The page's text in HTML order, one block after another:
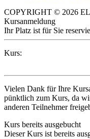
COPYRIGHT © 2026
Kursanmeldung
Ihr Platz ist für Sie
Kurs:
Vielen Dank für Ihre
pünktlich zum Kurs, da
anderen Teilnehmer
Kurs bereits ausgebucht
Dieser Kurs ist bereits